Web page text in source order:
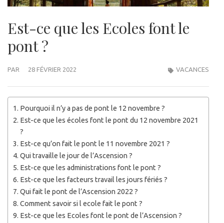
Est-ce que les Ecoles font le
pont ?
PAR 28 FÉVRIER 2022 VACANCES
Pourquoi il n’y a pas de pont le 12 novembre ?
Est-ce que les écoles font le pont du 12 novembre 2021
?
Est-ce qu’on fait le pont le 11 novembre 2021 ?
Qui travaille le jour de l’Ascension ?
Est-ce que les administrations font le pont ?
Est-ce que les facteurs travail les jours fériés ?
Qui fait le pont de l’Ascension 2022 ?
Comment savoir si l ecole fait le pont ?
Est-ce que les Ecoles font le pont de l’Ascension ?